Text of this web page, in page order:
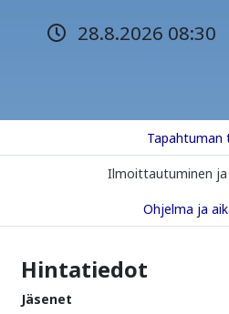
28.8.2026 08:30
Tapahtuman
Ilmoittautuminen
Ohjelma ja
Hintatiedot
Jäsenet